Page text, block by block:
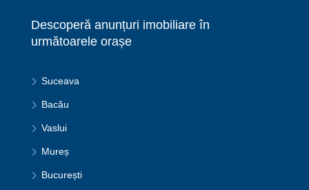
Descoperă anunțuri imobiliare în
următoarele orașe
Suceava
Bacău
Vaslui
Mureș
București